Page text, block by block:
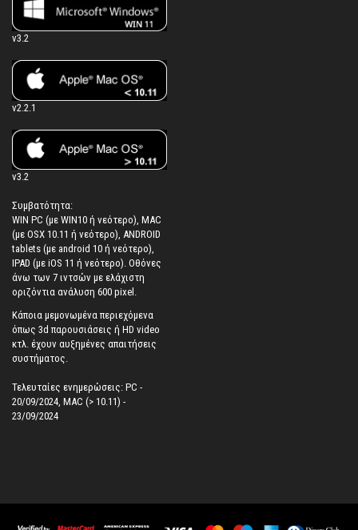
v3.2
v2.2.1
v3.2
Συμβατότητα:
WIN PC (με WIN10 ή νεότερο), MAC
(με OSX 10.11 ή νεότερο), ANDROID
tablets (με android 10 ή νεότερο),
IPAD (με iOS 11 ή νεότερο). Oθόνες
άνω των 7 ιντσών με ελάχιστη
οριζόντια ανάλυση 600 pixel.
Κάποια μεμονωμένα περιεχόμενα
όπως 3d παρουσιάσεις ή HD video
κτλ. έχουν αυξημένες απαιτήσεις
συστήματος.
Τελευταίες ενημερώσεις: PC -
20/09/2024, MAC (> 10.11) -
23/09/2024